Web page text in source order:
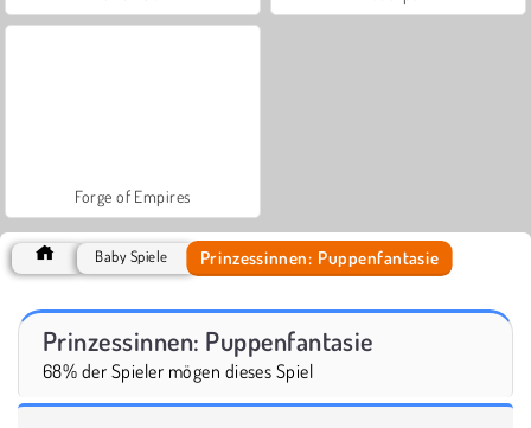
Forge of Empires
Baby Spiele Prinzessinnen: Puppenfantasie
Prinzessinnen: Puppenfantasie
68% der Spieler mögen dieses Spiel